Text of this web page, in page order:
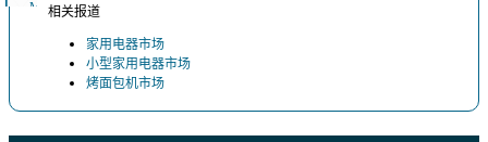
相关报道
家用电器市场
小型家用电器市场
烤面包机市场